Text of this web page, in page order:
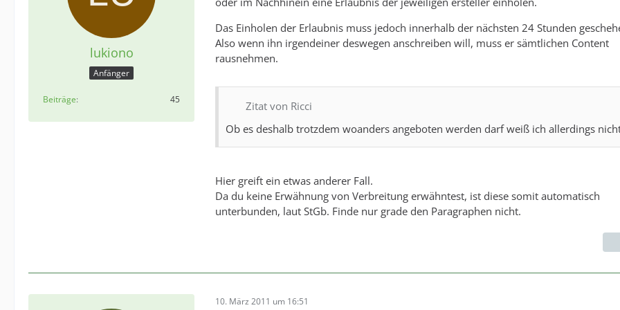
lukiono
Anfänger
Beiträge 45
Das Einholen der Erlaubnis muss jedoch innerhalb der nächsten 24 Stunden
Also wenn ihn irgendeiner deswegen anschreiben will, muss er sämtlichen Content
rausnehmen.
Zitat von Ricci
Ob es deshalb trotzdem woanders angeboten werden darf weiß ich allerdings
Hier greift ein etwas anderer Fall.
Da du keine Erwähnung von Verbreitung erwähntest, ist diese somit automatisch
unterbunden, laut StGb. Finde nur grade den Paragraphen nicht.
10. März 2011 um 16:51